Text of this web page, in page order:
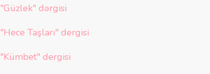
"Güzlek" dərgisi
"Hece Taşları" dergisi
"Kümbet" dergisi